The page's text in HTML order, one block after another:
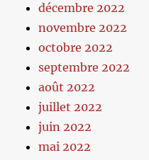
décembre 2022
novembre 2022
octobre 2022
septembre 2022
août 2022
juillet 2022
juin 2022
mai 2022